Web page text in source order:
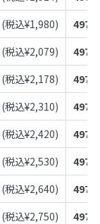
(税込¥1,980)
(税込¥2,079)
(税込¥2,178)
(税込¥2,310)
(税込¥2,420)
(税込¥2,530)
(税込¥2,640)
(税込¥2,750)